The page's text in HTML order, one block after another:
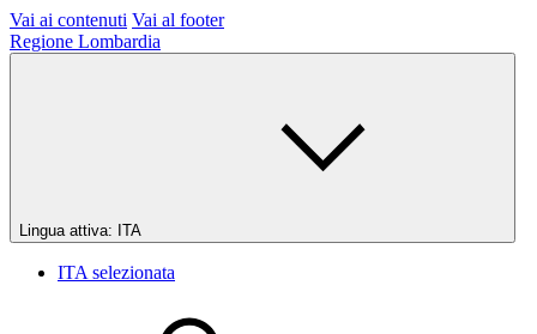
Vai ai contenuti Vai al footer
Regione Lombardia
Lingua attiva: ITA
ITA selezionata